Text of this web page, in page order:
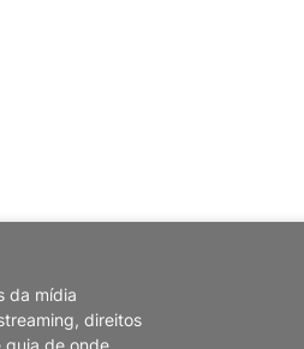
da mídia
direitos